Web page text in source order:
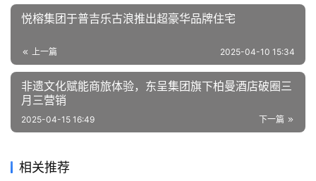
悦榕集团于普吉乐古浪推出超豪华品牌住宅
上一篇 2025-04-10 15:34
非遗文化赋能商旅体验，东呈集团旗下柏曼酒店破圈三
月三营销
下一篇
2025-04-15 16:49
相关推荐